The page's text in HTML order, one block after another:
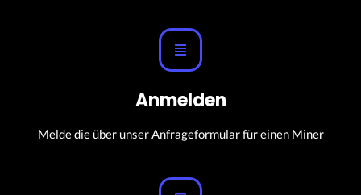
Anmelden
Melde die über unser Anfrageformular für einen Miner